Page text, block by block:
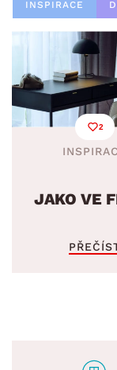
INSPIRACE
2
JAKO VE